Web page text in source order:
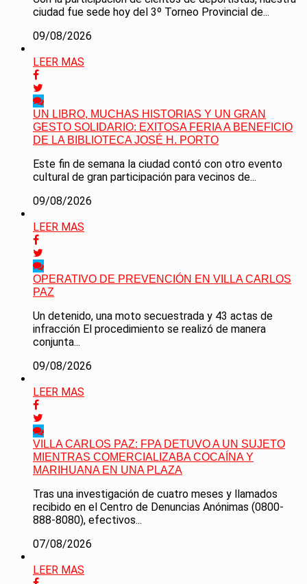
ciudad fue sede hoy del 3º Torneo Provincial de...
09/08/2026
LEER MAS
UN LIBRO, MUCHAS HISTORIAS Y UN GRAN
GESTO SOLIDARIO: EXITOSA FERIA A BENEFICIO
DE LA BIBLIOTECA JOSÉ H. PORTO
Este fin de semana la ciudad contó con otro evento
cultural de gran participación para vecinos de...
09/08/2026
LEER MAS
OPERATIVO DE PREVENCIÓN EN VILLA CARLOS
PAZ
Un detenido, una moto secuestrada y 43 actas de
infracción El procedimiento se realizó de manera
conjunta...
09/08/2026
LEER MAS
VILLA CARLOS PAZ: FPA DETUVO A UN SUJETO
MIENTRAS COMERCIALIZABA COCAÍNA Y
MARIHUANA EN UNA PLAZA
Tras una investigación de cuatro meses y llamados
recibido en el Centro de Denuncias Anónimas (0800-
888-8080), efectivos...
07/08/2026
LEER MAS